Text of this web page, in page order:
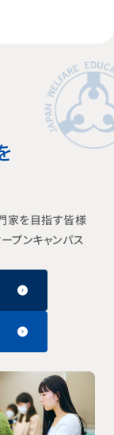
家を目指す皆様
プンキャンパス